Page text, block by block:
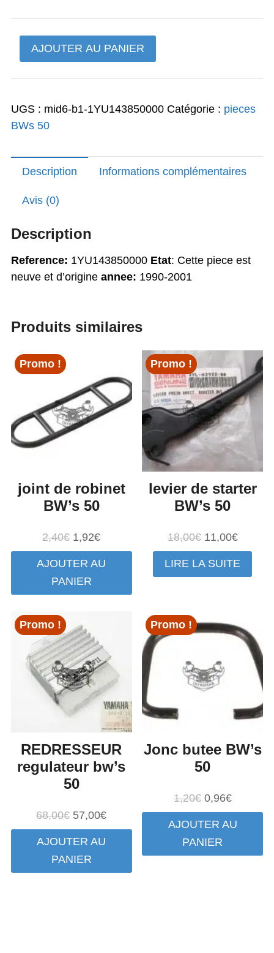
était :
20,50€.
est :
16,40€.
quantité
de
flotteur
50
AJOUTER AU PANIER
UGS : mid6-b1-1YU143850000 Catégorie : pieces
BWs 50
Description Informations complémentaires
Avis (0)
Description
Reference: 1YU143850000 Etat: Cette piece est
neuve et d’origine annee: 1990-2001
Produits similaires
Promo !
joint de robinet
BW’s 50
2,40€ Le
prix
initial
était :
1,92€Le
prix
actuel
AJOUTER AU
PANIER
Promo !
levier de starter
BW’s 50
18,00€ Le
prix
initial
11,00€Le
prix
actuel
LIRE LA SUITE
Promo !
REDRESSEUR
regulateur bw’s
50
68,00€ Le
prix
initial
était :
57,00€Le
prix
AJOUTER AU
PANIER
Promo !
Jonc butee BW’s
50
1,20€ Le
prix
initial
était :
0,96€Le
prix
actuel
AJOUTER AU
PANIER